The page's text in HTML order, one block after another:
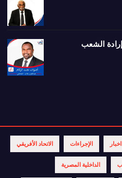
الشعب
اخبار الإجراءات الاتحاد الأفريقي
الداخلية المصرية